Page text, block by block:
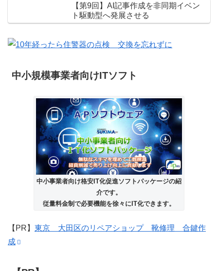
【第9回】AI記事作成を非同期イベン
ト駆動型へ発展させる
中小規模事業者向けITソフト
中小事業者向け格安IT化促進ソフトパッケージの紹
介です。
従量料金制で必要機能を徐々にIT化できます。
【PR】 東京 大田区のリペアショップ 靴修理 合鍵作
成